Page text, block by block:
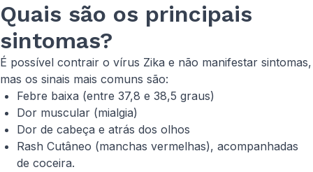
Quais são os principais
sintomas?
É possível contrair o vírus Zika e não manifestar sintomas,
mas os sinais mais comuns são:
Febre baixa (entre 37,8 e 38,5 graus)
Dor muscular (mialgia)
Dor de cabeça e atrás dos olhos
Rash Cutâneo (manchas vermelhas), acompanhadas
de coceira.